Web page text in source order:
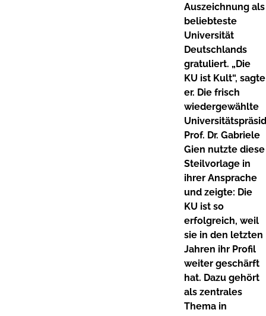
Auszeichnung als
beliebteste
Universität
Deutschlands
gratuliert. „Die
KU ist Kult“, sagte
er. Die frisch
wiedergewählte
Prof. Dr. Gabriele
Gien nutzte diese
Steilvorlage in
ihrer Ansprache
und zeigte: Die
KU ist so
erfolgreich, weil
sie in den letzten
Jahren ihr Profil
weiter geschärft
hat. Dazu gehört
als zentrales
Thema in